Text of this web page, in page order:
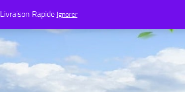
Rapide Ignorer
0€